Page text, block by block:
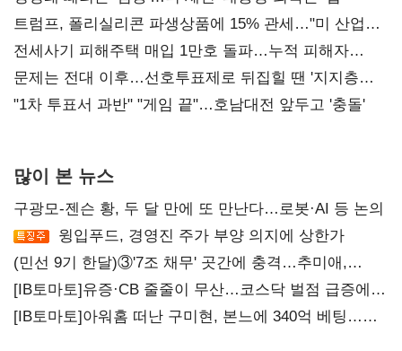
트럼프, 폴리실리콘 파생상품에 15% 관세…"미 산업
재건"
전세사기 피해주택 매입 1만호 돌파…누적 피해자
4만278명
문제는 전대 이후…선호투표제로 뒤집힐 땐 '지지층
불복'
"1차 투표서 과반" "게임 끝"…호남대전 앞두고 '충돌'
많이 본 뉴스
구광모-젠슨 황, 두 달 만에 또 만난다…로봇·AI 등 논의
윙입푸드, 경영진 주가 부양 의지에 상한가
(민선 9기 한달)③'7조 채무' 곳간에 충격…추미애,
20년만에 '비상재정' 선언 승부수
[IB토마토]유증·CB 줄줄이 무산…코스닥 벌점 급증에
상폐 압박
[IB토마토]아워홈 떠난 구미현, 본느에 340억 베팅…